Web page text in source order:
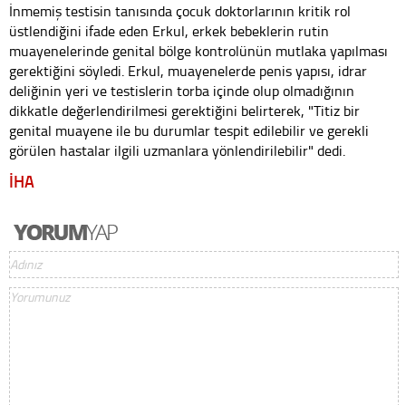
İnmemiş testisin tanısında çocuk doktorlarının kritik rol
üstlendiğini ifade eden Erkul, erkek bebeklerin rutin
muayenelerinde genital bölge kontrolünün mutlaka yapılması
gerektiğini söyledi. Erkul, muayenelerde penis yapısı, idrar
deliğinin yeri ve testislerin torba içinde olup olmadığının
dikkatle değerlendirilmesi gerektiğini belirterek, "Titiz bir
genital muayene ile bu durumlar tespit edilebilir ve gerekli
görülen hastalar ilgili uzmanlara yönlendirilebilir" dedi.
İHA